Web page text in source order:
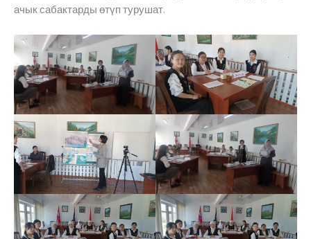
ачык сабактарды өтүп турушат.